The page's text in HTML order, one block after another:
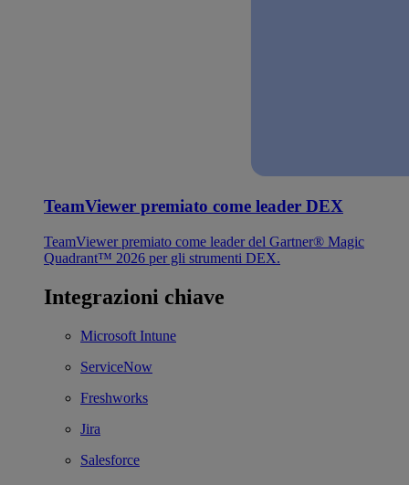
TeamViewer premiato come leader DEX
TeamViewer premiato come leader del Gartner® Magic
Quadrant™ 2026 per gli strumenti DEX.
Integrazioni chiave
Microsoft Intune
ServiceNow
Freshworks
Jira
Salesforce